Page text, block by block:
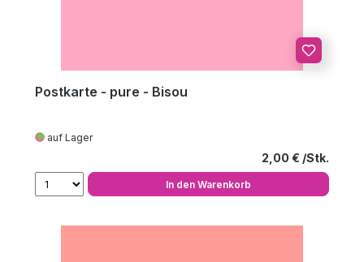
Postkarte - pure - Bisou
auf Lager
Regulärer
2,00 €
In den Warenkorb